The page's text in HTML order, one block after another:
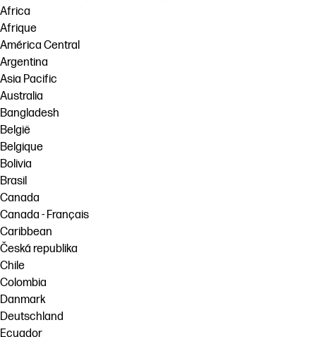
Africa
Afrique
América Central
Argentina
Asia Pacific
Australia
Bangladesh
België
Belgique
Bolivia
Brasil
Canada
Canada - Français
Caribbean
Česká republika
Chile
Colombia
Danmark
Deutschland
Ecuador